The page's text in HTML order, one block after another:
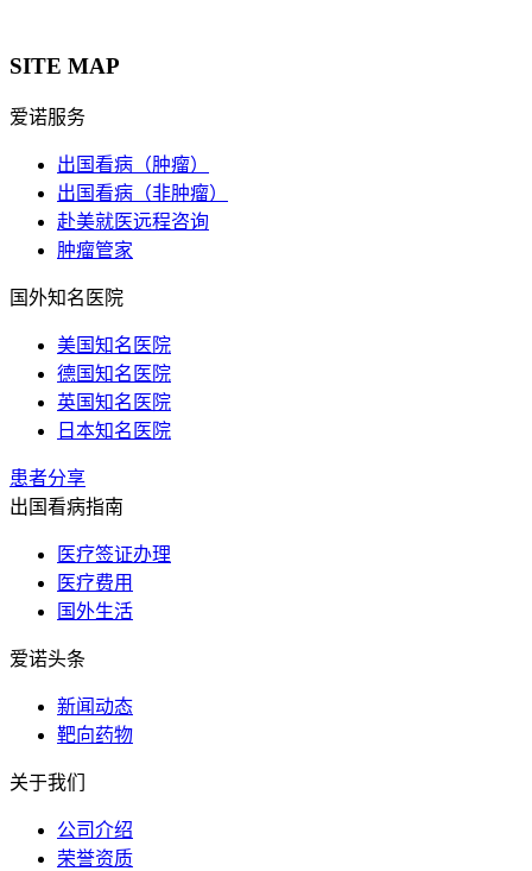
SITE MAP
爱诺服务
出国看病（肿瘤）
出国看病（非肿瘤）
赴美就医远程咨询
肿瘤管家
国外知名医院
美国知名医院
德国知名医院
英国知名医院
日本知名医院
患者分享
出国看病指南
医疗签证办理
医疗费用
国外生活
爱诺头条
新闻动态
靶向药物
关于我们
公司介绍
荣誉资质